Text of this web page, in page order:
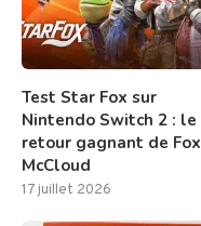
Test Star Fox sur
Nintendo Switch 2 : le
retour gagnant de Fox
McCloud
17 juillet 2026